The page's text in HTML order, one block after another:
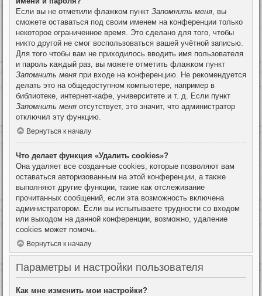
Если вы не отметили флажком пункт Запомнить меня, вы
сможете оставаться под своим именем на конференции только
некоторое ограниченное время. Это сделано для того, чтобы
никто другой не смог воспользоваться вашей учётной записью.
Для того чтобы вам не приходилось вводить имя пользователя
и пароль каждый раз, вы можете отметить флажком пункт
Запомнить меня при входе на конференцию. Не рекомендуется
делать это на общедоступном компьютере, например в
библиотеке, интернет-кафе, университете и т. д. Если пункт
Запомнить меня отсутствует, это значит, что администратор
отключил эту функцию.
Вернуться к началу
Что делает функция «Удалить cookies»?
Она удаляет все созданные cookies, которые позволяют вам
оставаться авторизованным на этой конференции, а также
выполняют другие функции, такие как отслеживание
прочитанных сообщений, если эта возможность включена
администратором. Если вы испытываете трудности со входом
или выходом на данной конференции, возможно, удаление
cookies может помочь.
Вернуться к началу
Параметры и настройки пользователя
Как мне изменить мои настройки?